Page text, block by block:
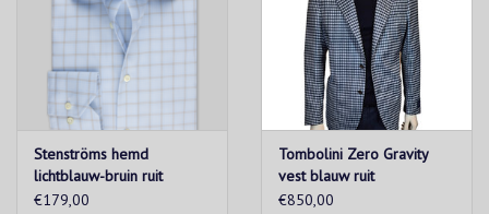
Stenströms hemd
lichtblauw-bruin ruit
Slimline
€179,00
Tombolini Zero Gravity
vest blauw ruit
€850,00